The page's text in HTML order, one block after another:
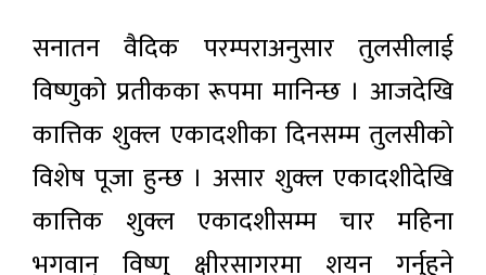
सनातन वैदिक परम्पराअनुसार तुलसीलाई
विष्णुको प्रतीकका रूपमा मानिन्छ । आजदेखि
कात्तिक शुक्ल एकादशीका दिनसम्म तुलसीको
विशेष पूजा हुन्छ । असार शुक्ल एकादशीदेखि
कात्तिक शुक्ल एकादशीसम्म चार महिना
भगवान् विष्णु क्षीरसागरमा शयन गर्नुहुने